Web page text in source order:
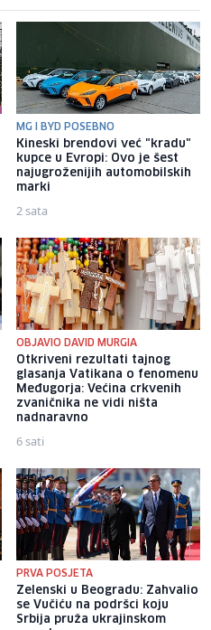
MG I BYD POSEBNO
Kineski brendovi već "kradu"
kupce u Evropi: Ovo je šest
najugroženijih automobilskih
marki
2 sata
OBJAVIO DAVID MURGIA
Otkriveni rezultati tajnog
glasanja Vatikana o fenomenu
Međugorja: Većina crkvenih
zvaničnika ne vidi ništa
nadnaravno
6 sati
PRVA POSJETA
Zelenski u Beogradu: Zahvalio
se Vučiću na podršci koju
Srbija pruža ukrajinskom